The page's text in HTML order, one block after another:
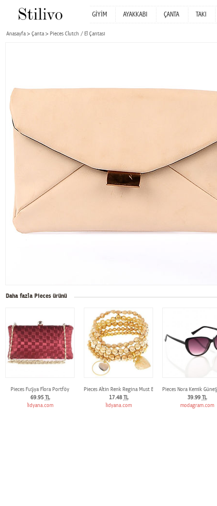
GİYİM AYAKKABI ÇANTA TAKI
Anasayfa Çanta Pieces Clutch / El Çantası
Daha fazla Pieces ürünü
Pieces Fuşya Flora Portföy
69.95 TL
lidyana.com
Pieces Altın Renk Regina Must Bilezik
17.48 TL
lidyana.com
Pieces Nora Kemik
39.99 TL
modagram.com